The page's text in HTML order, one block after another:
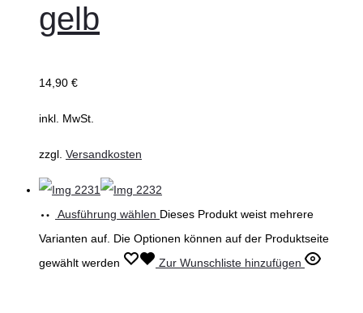
gelb
14,90 €
inkl. MwSt.
zzgl. Versandkosten
Ausführung wählen Dieses Produkt weist mehrere
Varianten auf. Die Optionen können auf der Produktseite
gewählt werden
Zur Wunschliste hinzufügen